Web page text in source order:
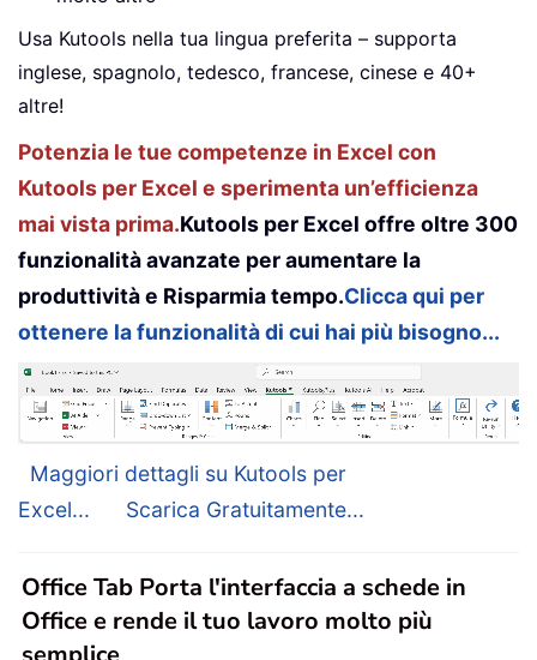
Usa Kutools nella tua lingua preferita – supporta
inglese, spagnolo, tedesco, francese, cinese e 40+
altre!
Potenzia le tue competenze in Excel con
Kutools per Excel e sperimenta un’efficienza
mai vista prima.Kutools per Excel offre oltre 300
funzionalità avanzate per aumentare la
produttività e Risparmia tempo.Clicca qui per
ottenere la funzionalità di cui hai più bisogno...
Maggiori dettagli su Kutools per
Excel...
Scarica Gratuitamente...
Office Tab Porta l'interfaccia a schede in
Office e rende il tuo lavoro molto più